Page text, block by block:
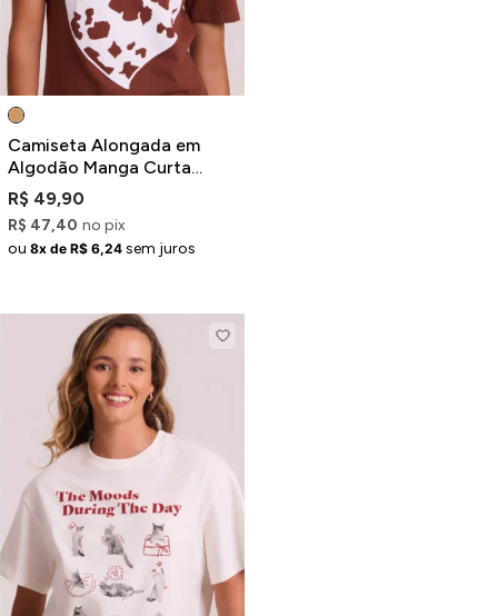
Camiseta Alongada em
Algodão Manga Curta
Marrom Estampa Coração
R$ 49,90
R$ 47,40 no pix
ou 8x de R$ 6,24 sem juros